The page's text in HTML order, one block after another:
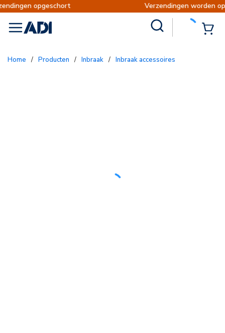
Verzendingen worden op dinsdag 11
menu
Home / Producten / Inbraak / Inbraak accessoires